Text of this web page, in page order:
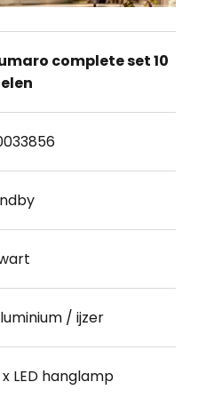
complete set 10
/ ijzer
x LED hanglamp